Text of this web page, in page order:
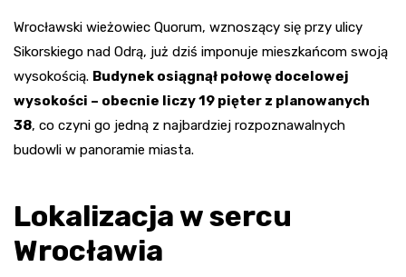
Wrocławski wieżowiec Quorum, wznoszący się przy ulicy
Sikorskiego nad Odrą, już dziś imponuje mieszkańcom swoją
wysokością. Budynek osiągnął połowę docelowej
wysokości – obecnie liczy 19 pięter z planowanych
38, co czyni go jedną z najbardziej rozpoznawalnych
budowli w panoramie miasta.
Lokalizacja w sercu
Wrocławia